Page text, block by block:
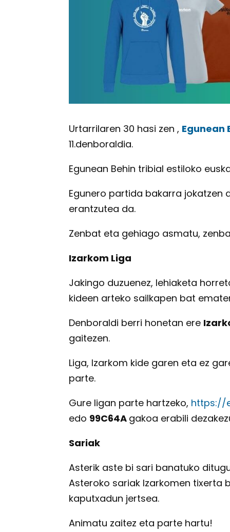
Urtarrilaren 30 hasi zen , Egunean
11.denboraldia.
Egunean Behin tribial estiloko
Egunero partida bakarra jokatzen
erantzutea da.
Zenbat eta gehiago asmatu,
Izarkom Liga
Jakingo duzuenez, lehiaketa
kideen arteko sailkapen bat
Denboraldi berri honetan ere
gaitezen.
Liga, Izarkom kide garen eta ez
parte.
Gure ligan parte hartzeko, https://
edo 99C64A gakoa erabili
Sariak
Asterik aste bi sari banatuko
Asteroko sariak Izarkomen tixerta
kaputxadun jertsea.
Animatu zaitez eta parte hartu!